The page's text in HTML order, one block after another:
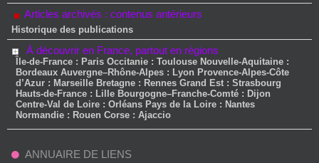
Articles archivés : contenus antérieurs
Historique des publications
À découvrir en France, partout en régions
Île-de-France : Paris Occitanie : Toulouse Nouvelle-Aquitaine :
Bordeaux Auvergne–Rhône-Alpes : Lyon Provence-Alpes-Côte
d’Azur : Marseille Bretagne : Rennes Grand Est : Strasbourg
Hauts-de-France : Lille Bourgogne–Franche-Comté : Dijon
Centre-Val de Loire : Orléans Pays de la Loire : Nantes
Normandie : Rouen Corse : Ajaccio
ANNUAIRE DE LIENS